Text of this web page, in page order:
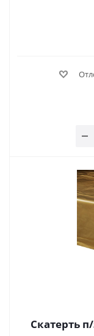
Скатерть